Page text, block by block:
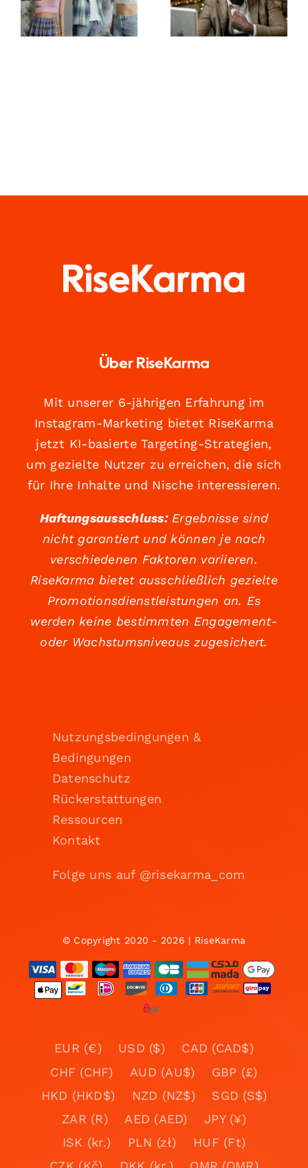
Apps für
TikTok-
ausblendet,
um die
Privatsphäre
Über RiseKarma
Mit unserer 6-jährigen Erfahrung im
Instagram-Marketing bietet RiseKarma
jetzt KI-basierte Targeting-Strategien,
um gezielte Nutzer zu erreichen, die sich
für Ihre Inhalte und Nische interessieren.
Haftungsausschluss:Ergebnisse sind
nicht garantiert und können je nach
verschiedenen Faktoren variieren.
RiseKarma bietet ausschließlich gezielte
Promotionsdienstleistungen an. Es
werden keine bestimmten Engagement-
oder Wachstumsniveaus zugesichert.
Nutzungsbedingungen &
Bedingungen
Datenschutz
Rückerstattungen
Ressourcen
Kontakt
Folge uns auf @risekarma_com
© Copyright 2020 - 2026 | RiseKarma
EUR (€) USD ($)
CAD (CAD$)
CHF (CHF)
AUD (AU$)
GBP (£)
HKD (HKD$)
NZD (NZ$)
SGD (S$)
ZAR (R)
AED (AED)
JPY (¥)
ISK (kr.)
PLN (zł)
HUF (Ft)